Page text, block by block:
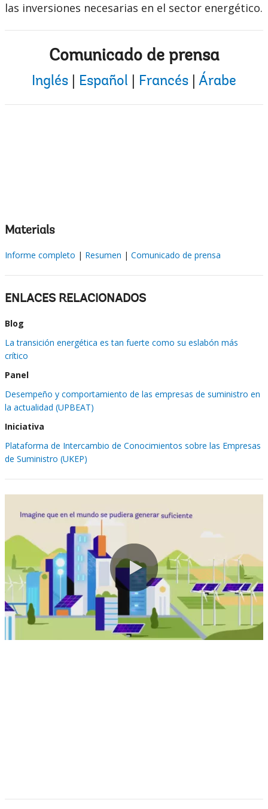
las inversiones necesarias en el sector energético.
Comunicado de prensa
Inglés Español Francés Árabe
Materials
Informe completo | Resumen | Comunicado de prensa
ENLACES RELACIONADOS
Blog
La transición energética es tan fuerte como su eslabón más
crítico
Panel
Desempeño y comportamiento de las empresas de suministro en
la actualidad (UPBEAT)
Iniciativa
Plataforma de Intercambio de Conocimientos sobre las Empresas
de Suministro (UKEP)
0:00 / 2:32